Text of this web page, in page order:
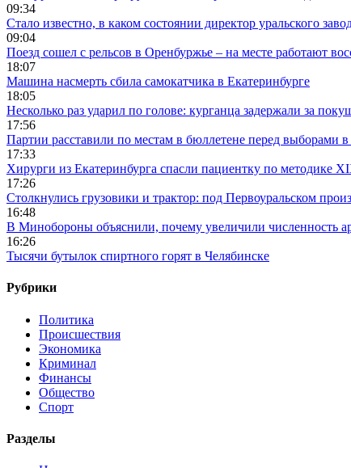
09:34
Стало известно, в каком состоянии директор уральского
09:04
Поезд сошел с рельсов в Оренбуржье – на месте работают
18:07
Машина насмерть сбила самокатчика в Екатеринбурге
18:05
Несколько раз ударил по голове: курганца задержали за
17:56
Партии расставили по местам в бюллетене перед выборами
17:33
Хирурги из Екатеринбурга спасли пациентку по методике
17:26
Столкнулись грузовики и трактор: под Первоуральском
16:48
В Минобороны объяснили, почему увеличили численность
16:26
Тысячи бутылок спиртного горят в Челябинске
Рубрики
Политика
Происшествия
Экономика
Криминал
Финансы
Общество
Спорт
Разделы